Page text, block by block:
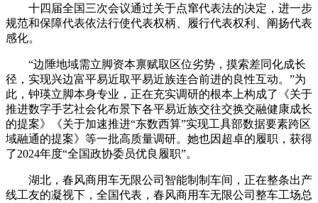
十四届全国三次会议通过关于点窜代表法的决定，进一步
规范和保障代表依法行使代表权柄、履行代表权利、阐扬代表
感化。
“边陲地域需立脚资本禀赋取区位劣势，摸索差同化成长
径，实现兴边富平易近取平易近族连合前进的良性互动。”为
此，钟瑛立脚本身专业，正在充实调研的根本上构成了《关于
推进数字手艺社会化布景下各平易近族交往交换交融健康成长
的提案》《关于加速推进“东数西算”实现工具部数据要素跨区
域融通的提案》等一批高质量调研。她也因超卓的履职，获得
了2024年度“全国政协委员优良履职”。
湖北，春风商用车无限公司智能制制车间，正在整条出产
线工友的凝视下，全国代表，春风商用车无限公司整车工场总